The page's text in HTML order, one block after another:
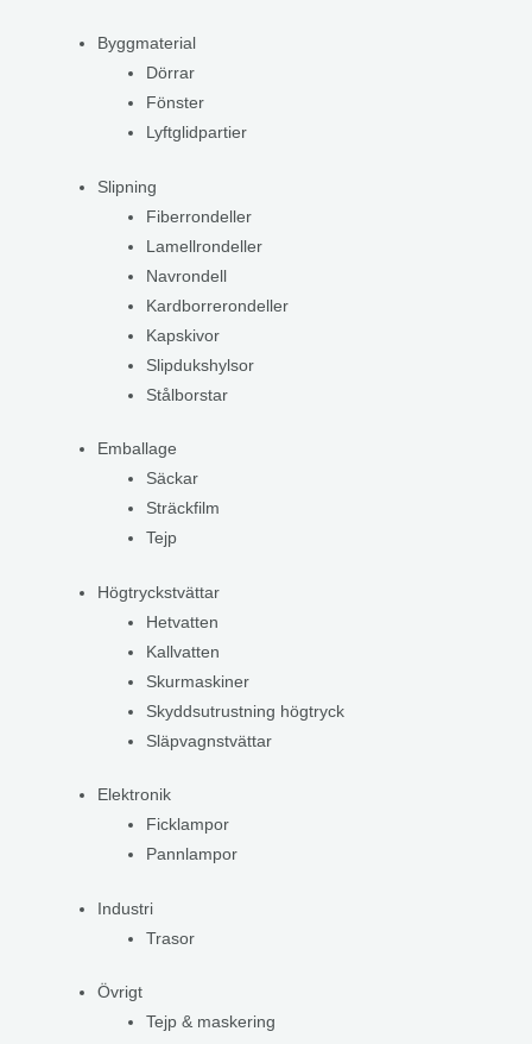
Byggmaterial
Dörrar
Fönster
Lyftglidpartier
Slipning
Fiberrondeller
Lamellrondeller
Navrondell
Kardborrerondeller
Kapskivor
Slipdukshylsor
Stålborstar
Emballage
Säckar
Sträckfilm
Tejp
Högtryckstvättar
Hetvatten
Kallvatten
Skurmaskiner
Skyddsutrustning högtryck
Släpvagnstvättar
Elektronik
Ficklampor
Pannlampor
Industri
Trasor
Övrigt
Tejp & maskering